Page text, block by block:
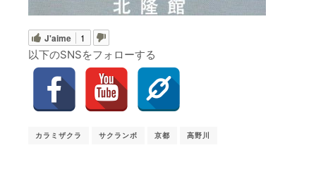
J'aime 1
以下のSNSをフォローする
カラミザクラ サクランボ 京都 高野川